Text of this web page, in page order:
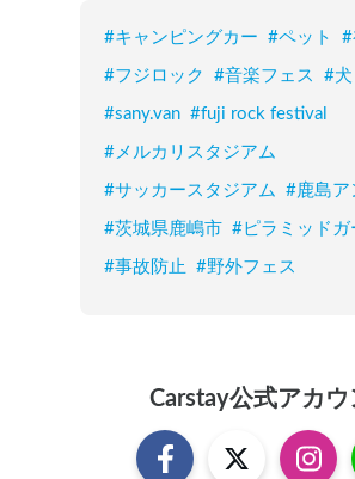
#キャンピングカー #ペット #
#フジロック #音楽フェス #犬
#sany.van #fuji rock festival
#メルカリスタジアム
#サッカースタジアム #鹿島ア
#茨城県鹿嶋市 #ピラミッドガ
#事故防止 #野外フェス
Carstay公式アカウ